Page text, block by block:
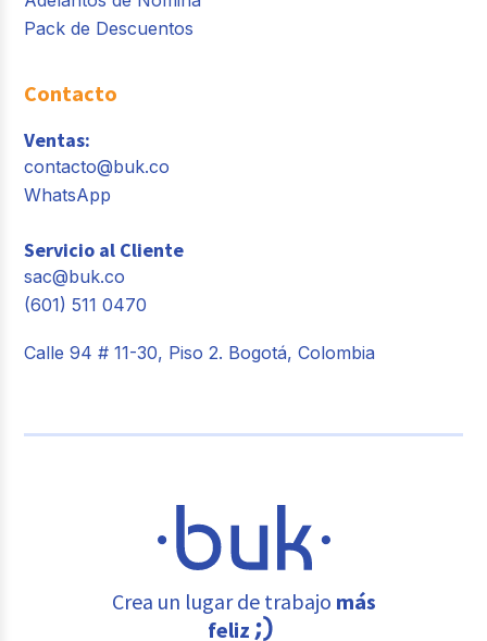
Pack de Descuentos
Contacto
Ventas:
contacto@buk.co
WhatsApp
Servicio al Cliente
sac@buk.co
(601) 511 0470
Calle 94 # 11-30, Piso 2. Bogotá, Colombia
Crea un lugar de trabajo más
feliz